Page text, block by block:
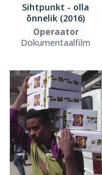
Sihtpunkt - olla
õnnelik (2016)
Operaator
Dokumentaalfilm